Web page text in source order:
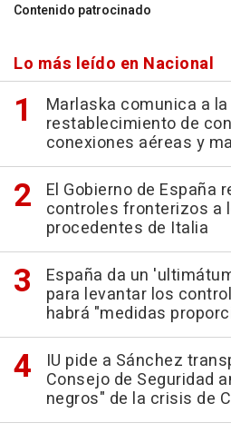
Contenido patrocinado
Lo más leído en Nacional
Marlaska comunica a la
restablecimiento de
conexiones aéreas y
El Gobierno de España
controles fronterizos a
procedentes de Italia
España da un
para levantar los
habrá "medidas
IU pide a Sánchez
Consejo de Seguridad
negros" de la crisis de